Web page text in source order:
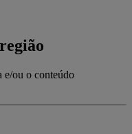
e/ou o conteúdo